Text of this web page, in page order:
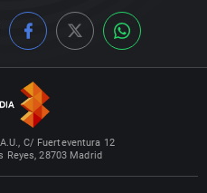
C/ Fuerteventura 12
Reyes, 28703 Madrid